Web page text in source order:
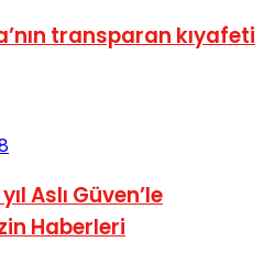
transparan kıyafeti
Aslı Güven’le
Haberleri